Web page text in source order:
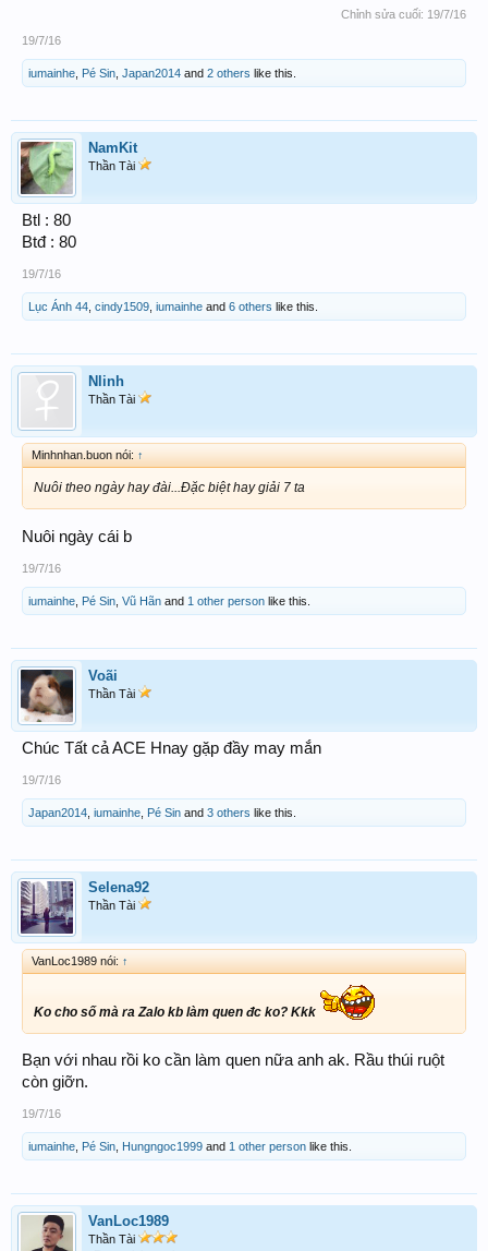
Chỉnh sửa cuối: 19/7/16
19/7/16
iumainhe Pé Sin Japan2014 and 2 others like this.
NamKit
Thần Tài
Btl : 80
Btđ : 80
19/7/16
Lục Ánh 44 cindy1509 iumainhe and 6 others like this.
Nlinh
Thần Tài
Minhnhan.buon nói: ↑
Nuôi theo ngày hay đài...Đặc biệt hay giải 7 ta
Nuôi ngày cái b
19/7/16
iumainhe Pé Sin Vũ Hãn and 1 other person like this.
Voãi
Thần Tài
Chúc Tất cả ACE Hnay gặp đầy may mắn
19/7/16
Japan2014 iumainhe Pé Sin and 3 others like this.
Selena92
Thần Tài
VanLoc1989 nói: ↑
Ko cho số mà ra Zalo kb làm quen đc ko? Kkk
Bạn với nhau rồi ko cần làm quen nữa anh ak. Rầu thúi ruột
còn giỡn.
19/7/16
iumainhe Pé Sin Hungngoc1999 and 1 other person like this.
VanLoc1989
Thần Tài